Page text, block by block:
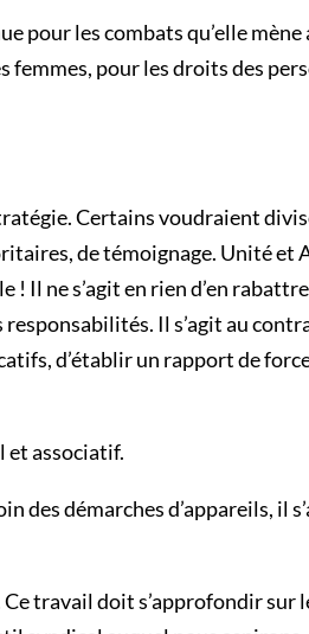
pour les combats qu’elle
pour les droits des
Certains voudraient
de témoignage. Unité et
Il ne s’agit en rien d’en
Il s’agit au
d’établir un rapport de
et associatif.
des démarches d’appareils, il
travail doit s’approfondir sur